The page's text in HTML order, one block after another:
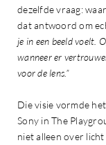
dezelfde vraag:
dat antwoord om
je in een beeld voelt.
wanneer er
voor de lens.”
Die visie vormde
Sony in The
niet alleen over